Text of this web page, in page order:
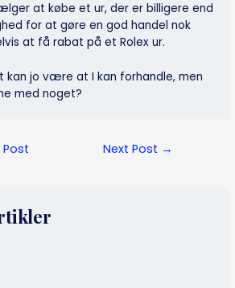
at købe et ur, der er billigere end
for at gøre en god handel nok
at få rabat på et Rolex ur.
kan jo være at I kan forhandle, men
med noget?
Post Next Post →